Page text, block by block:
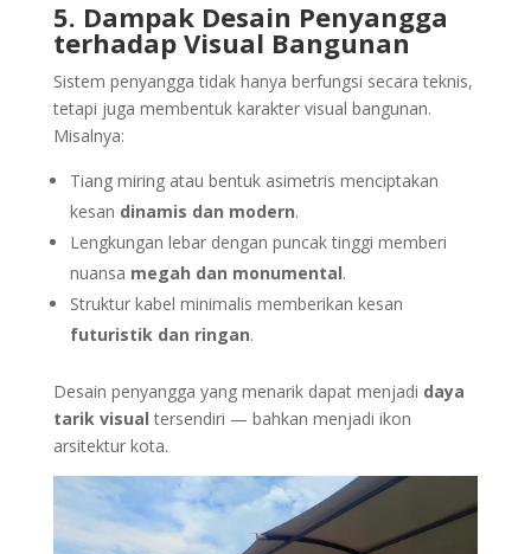
5. Dampak Desain Penyangga
terhadap Visual Bangunan
Sistem penyangga tidak hanya berfungsi secara teknis,
tetapi juga membentuk karakter visual bangunan.
Misalnya:
Tiang miring atau bentuk asimetris menciptakan
kesan dinamis dan modern.
Lengkungan lebar dengan puncak tinggi memberi
nuansa megah dan monumental.
Struktur kabel minimalis memberikan kesan
futuristik dan ringan.
Desain penyangga yang menarik dapat menjadi daya
tarik visual tersendiri — bahkan menjadi ikon
arsitektur kota.